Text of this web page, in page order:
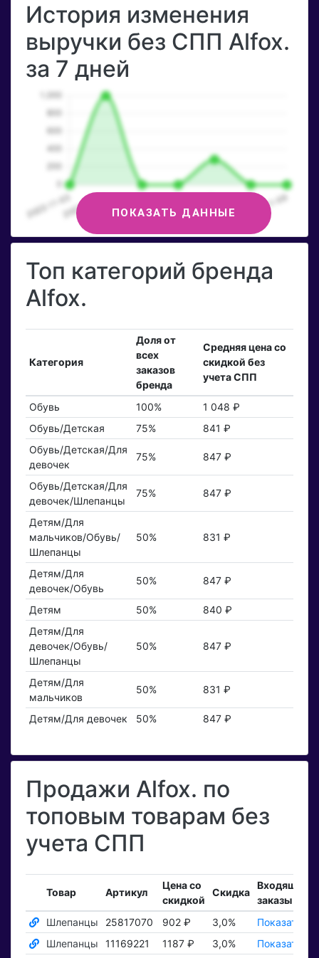
История изменения
выручки без СПП Alfox.
за 7 дней
ПОКАЗАТЬ ДАННЫЕ
Топ категорий бренда
Alfox.
Категория
Доля от
всех
заказов
бренда
Средняя цена со
скидкой без
учета СПП
Обувь 100%
1 048 ₽
Обувь/Детская
75%
841 ₽
Обувь/Детская/Для
девочек
75% 847 ₽
Обувь/Детская/Для
девочек/Шлепанцы
75% 847 ₽
Детям/Для
мальчиков/Обувь/
Шлепанцы
50% 831 ₽
Детям/Для
девочек/Обувь
50% 847 ₽
Детям 50%
840 ₽
Детям/Для
девочек/Обувь/
Шлепанцы
50% 847 ₽
Детям/Для
мальчиков
50% 831 ₽
Детям/Для девочек 50% 847 ₽
Продажи Alfox. по
топовым товарам без
учета СПП
Товар Артикул
Цена со
скидкой
Скидка
Входящие
заказы
Шлепанцы
25817070 902 ₽ 3,0% Показать ₽
Шлепанцы
11169221 1187 ₽ 3,0% Показать ₽